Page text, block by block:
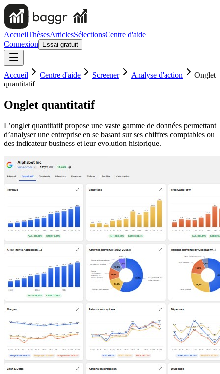
AccueilThèsesArticlesSélectionsCentre d'aide
Connexion
Essai gratuit
Accueil Centre d'aide Screener Analyse d'action
Onglet
quantitatif
Onglet quantitatif
L’onglet quantitatif propose une vaste gamme de données permettant
d’analyser une entreprise en se basant sur ses chiffres comptables ou
des indicateur business et leur evolution historique.